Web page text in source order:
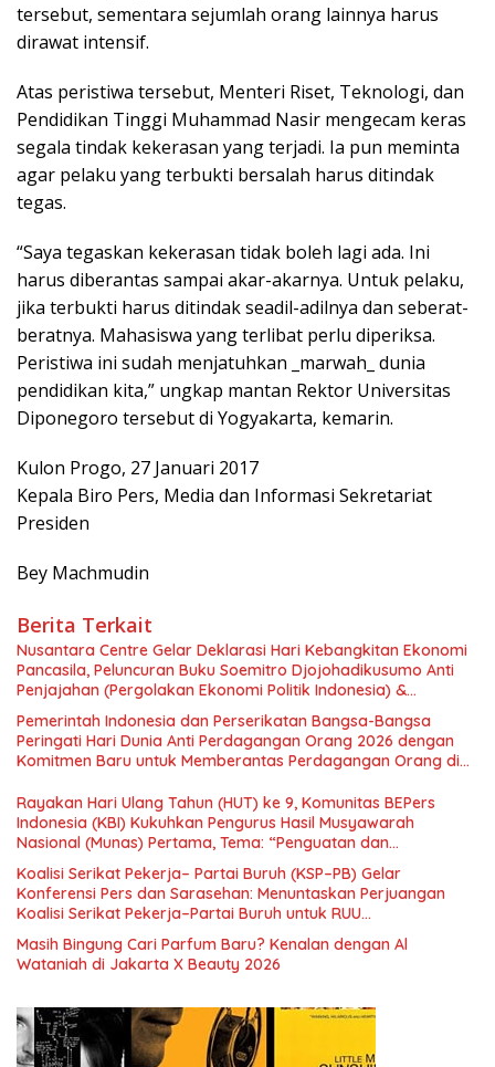
tersebut, sementara sejumlah orang lainnya harus
dirawat intensif.
Atas peristiwa tersebut, Menteri Riset, Teknologi, dan
Pendidikan Tinggi Muhammad Nasir mengecam keras
segala tindak kekerasan yang terjadi. Ia pun meminta
agar pelaku yang terbukti bersalah harus ditindak
tegas.
“Saya tegaskan kekerasan tidak boleh lagi ada. Ini
harus diberantas sampai akar-akarnya. Untuk pelaku,
jika terbukti harus ditindak seadil-adilnya dan seberat-
beratnya. Mahasiswa yang terlibat perlu diperiksa.
Peristiwa ini sudah menjatuhkan _marwah_ dunia
pendidikan kita,” ungkap mantan Rektor Universitas
Diponegoro tersebut di Yogyakarta, kemarin.
Kulon Progo, 27 Januari 2017
Kepala Biro Pers, Media dan Informasi Sekretariat
Presiden
Bey Machmudin
Berita Terkait
Nusantara Centre Gelar Deklarasi Hari Kebangkitan Ekonomi
Pancasila, Peluncuran Buku Soemitro Djojohadikusumo Anti
Penjajahan (Pergolakan Ekonomi Politik Indonesia) &
Simposium Nasional “Urgensi Undang-Undang Perekonomian
Nasional dan Kesejahteraan Sosial dalam Menata Bangsa
Menuju Indonesia Emas 2045”,
Pemerintah Indonesia dan Perserikatan Bangsa-Bangsa
Peringati Hari Dunia Anti Perdagangan Orang 2026 dengan
Komitmen Baru untuk Memberantas Perdagangan Orang di
Rayakan Hari Ulang Tahun (HUT) ke 9, Komunitas BEPers
Indonesia (KBI) Kukuhkan Pengurus Hasil Musyawarah
Nasional (Munas) Pertama, Tema: “Penguatan dan
Pengembangan Organisasi KBI yang Berbasis Riset di seluruh
Indonesia dan Mancanegara”.
Koalisi Serikat Pekerja– Partai Buruh (KSP–PB) Gelar
Konferensi Pers dan Sarasehan: Menuntaskan Perjuangan
Koalisi Serikat Pekerja–Partai Buruh untuk RUU
Ketenagakerjaan Baru.
Masih Bingung Cari Parfum Baru? Kenalan dengan Al
Wataniah di Jakarta X Beauty 2026